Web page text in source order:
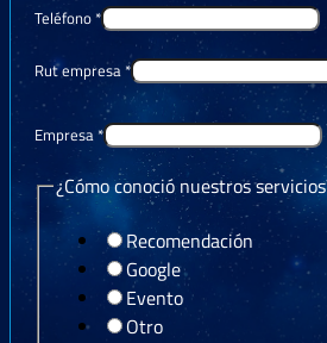
Teléfono *
Rut empresa *
Empresa *
¿Cómo conoció nuestros
Recomendación
Google
Evento
Otro